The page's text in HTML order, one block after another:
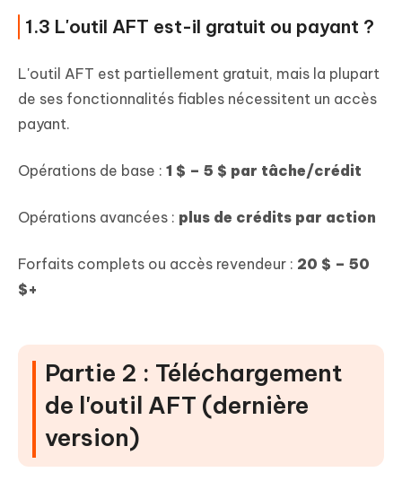
1.3 L'outil AFT est-il gratuit ou payant ?
L'outil AFT est partiellement gratuit, mais la plupart
de ses fonctionnalités fiables nécessitent un accès
payant.
Opérations de base : 1 $ – 5 $ par tâche/crédit
Opérations avancées : plus de crédits par action
Forfaits complets ou accès revendeur : 20 $ – 50
$+
Partie 2 : Téléchargement
de l'outil AFT (dernière
version)